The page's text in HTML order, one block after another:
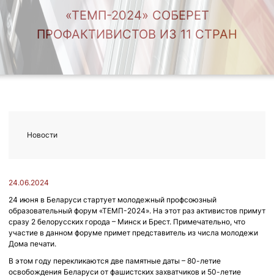
«ТЕМП-2024» СОБЕРЕТ
ПРОФАКТИВИСТОВ ИЗ 11 СТРАН
24.06.2024
24 июня в Беларуси стартует молодежный профсоюзный
образовательный форум «ТЕМП-2024». На этот раз активистов примут
сразу 2 белорусских города – Минск и Брест. Примечательно, что
участие в данном форуме примет представитель из числа молодежи
Дома печати.
В этом году перекликаются две памятные даты – 80-летие
освобождения Беларуси от фашистских захватчиков и 50-летие
Новости